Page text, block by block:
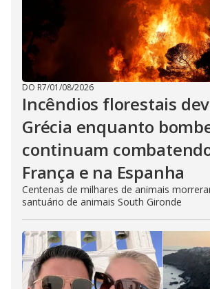
DO R7/01/08/2026
Incêndios florestais
Grécia enquanto
continuam
França e na Espanha
Centenas de milhares de animais
santuário de animais South Gironde